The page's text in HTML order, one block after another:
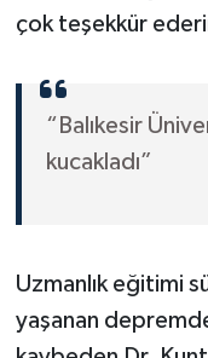
çok teşekkür
“Balıkesir
kucakladı”
Uzmanlık eğitimi
yaşanan